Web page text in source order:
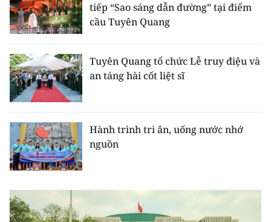
CHƯƠNG TRÌNH OCOP - MỖI XÃ
MỘT SẢN PHẨM
RADIO
MEDIA CENTER
E-Magazine
Video
Media Kinh tế
tiếp “Sao sáng dẫn đường” tại điểm
cầu Tuyên Quang
Tuyên Quang tổ chức Lễ truy điệu và
an táng hài cốt liệt sĩ
Hành trình tri ân, uống nước nhớ
nguồn